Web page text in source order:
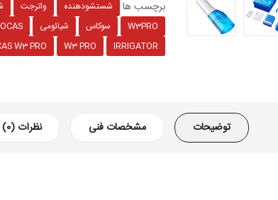
برچسب ها شستشودهنده واترجت
W3PRO
سوکاس شیائومی
IRRIGATOR
W3 PRO
W3 PRO
توضیحات مشخصات فنی نظرات (0)